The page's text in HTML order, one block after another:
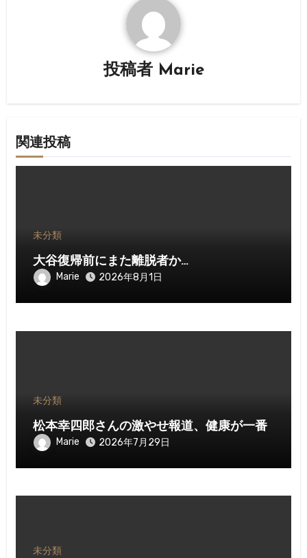
投稿者 Marie
関連投稿
未分類
大谷復帰前にまた離脱者か…
Marie 2026年8月1日
未分類
松本幸四郎さんの激やせ報道、健康が一番
Marie 2026年7月29日
未分類